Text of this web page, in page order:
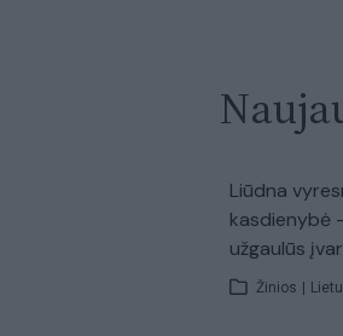
Liūdna
kasdienybė
užgaulūs
Žinios |